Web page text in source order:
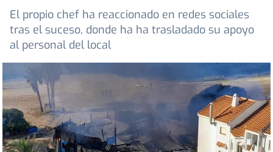
El propio chef ha reaccionado en redes sociales
tras el suceso, donde ha ha trasladado su apoyo
al personal del local